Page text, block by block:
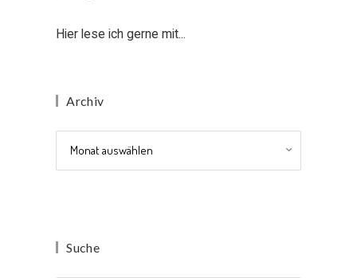
Hier lese ich gerne mit...
Archiv
Suche